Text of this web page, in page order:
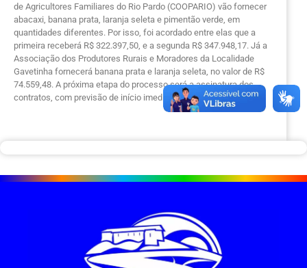
de Agricultores Familiares do Rio Pardo (COOPARIO) vão fornecer
abacaxi, banana prata, laranja seleta e pimentão verde, em
quantidades diferentes. Por isso, foi acordado entre elas que a
primeira receberá R$ 322.397,50, e a segunda R$ 347.948,17. Já a
Associação dos Produtores Rurais e Moradores da Localidade
Gavetinha fornecerá banana prata e laranja seleta, no valor de R$
74.559,48. A próxima etapa do processo será a assinatura dos
contratos, com previsão de início imediato do fornecimento.